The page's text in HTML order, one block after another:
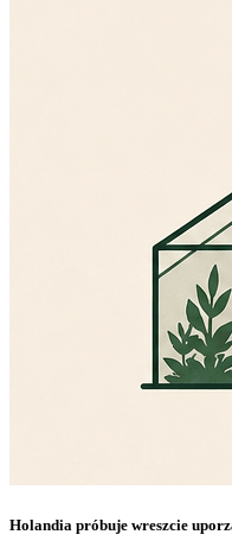
Holandia próbuje wreszcie